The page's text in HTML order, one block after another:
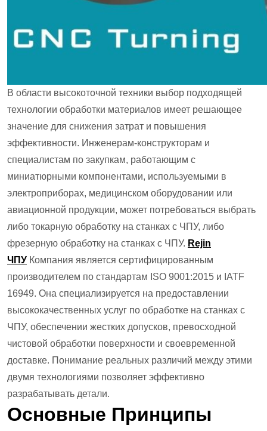
В области высокоточной техники выбор подходящей
технологии обработки материалов имеет решающее
значение для снижения затрат и повышения
эффективности. Инженерам-конструкторам и
специалистам по закупкам, работающим с
миниатюрными компонентами, используемыми в
электроприборах, медицинском оборудовании или
авиационной продукции, может потребоваться выбрать
либо токарную обработку на станках с ЧПУ, либо
фрезерную обработку на станках с ЧПУ. Rejin
ЧПУ Компания является сертифицированным
производителем по стандартам ISO 9001:2015 и IATF
16949. Она специализируется на предоставлении
высококачественных услуг по обработке на станках с
ЧПУ, обеспечении жестких допусков, превосходной
чистовой обработки поверхности и своевременной
доставке. Понимание реальных различий между этими
двумя технологиями позволяет эффективно
разрабатывать детали.
Основные Принципы